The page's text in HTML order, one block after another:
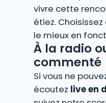
vivre cette
étiez.
le mieux en
À la radio
commenté
Si vous ne
écoutez live en